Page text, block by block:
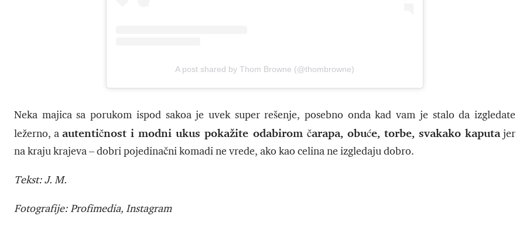
A post shared by Thom Browne (@thombrowne)
Neka majica sa porukom ispod sakoa je uvek super rešenje, posebno onda kad vam je stalo da izgledate
ležerno, aautentičnost i modni ukus pokažite odabirom čarapa, obuće, torbe, svakako kaputajer
na kraju krajeva – dobri pojedinačni komadi ne vrede, ako kao celina ne izgledaju dobro.
Tekst: J. M.
Fotografije: Profimedia, Instagram